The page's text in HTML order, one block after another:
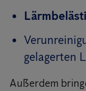
gelagerten
Außerdem